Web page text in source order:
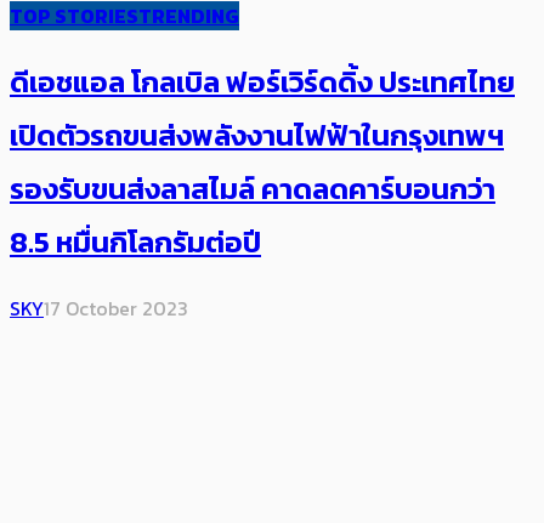
TOP STORIESTRENDING
ดีเอชแอล โกลเบิล ฟอร์เวิร์ดดิ้ง ประเทศไทย
เปิดตัวรถขนส่งพลังงานไฟฟ้าในกรุงเทพฯ
รองรับขนส่งลาสไมล์ คาดลดคาร์บอนกว่า
8.5 หมื่นกิโลกรัมต่อปี
SKY17 October 2023